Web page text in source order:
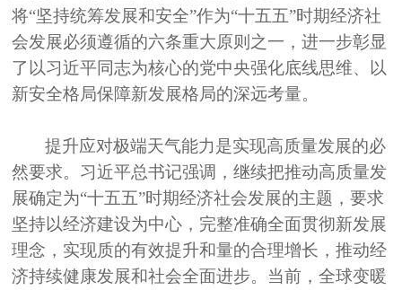
将“坚持统筹发展和安全”作为“十五五”时期经济社
会发展必须遵循的六条重大原则之一，进一步彰显
了以习近平同志为核心的党中央强化底线思维、以
新安全格局保障新发展格局的深远考量。
提升应对极端天气能力是实现高质量发展的必
然要求。习近平总书记强调，继续把推动高质量发
展确定为“十五五”时期经济社会发展的主题，要求
坚持以经济建设为中心，完整准确全面贯彻新发展
理念，实现质的有效提升和量的合理增长，推动经
济持续健康发展和社会全面进步。当前，全球变暖